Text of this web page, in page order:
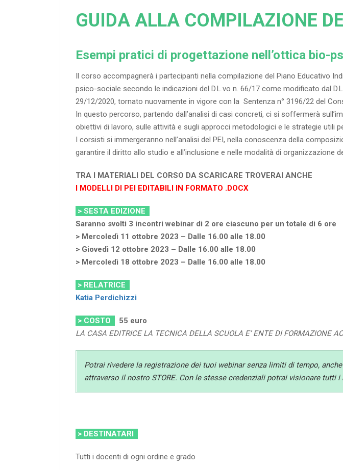
GUIDA ALLA COMPILAZIONE
Esempi pratici di progettazione nell’ottica bio-
Il corso accompagnerà i partecipanti nella compilazione del Piano Educativo
psico-sociale secondo le indicazioni del D.L.vo n. 66/17 come modificato dal
29/12/2020, tornato nuovamente in vigore con la Sentenza n° 3196/22 del
In questo percorso, partendo dall’analisi di casi concreti, ci si soffermerà
obiettivi di lavoro, sulle attività e sugli approcci metodologici e le strategie utili
I corsisti si immergeranno nell’analisi del PEI, nella conoscenza della
garantire il diritto allo studio e all’inclusione e nelle modalità di organizzazione
TRA I MATERIALI DEL CORSO DA SCARICARE TROVERAI ANCHE
I MODELLI DI PEI EDITABILI IN FORMATO .DOCX
> SESTA EDIZIONE
Saranno svolti 3 incontri webinar di 2 ore ciascuno per un totale di 6 ore
> Mercoledì 11 ottobre 2023 – Dalle 16.00 alle 18.00
> Giovedì 12 ottobre 2023 – Dalle 16.00 alle 18.00
> Mercoledì 18 ottobre 2023 – Dalle 16.00 alle 18.00
> RELATRICE
Katia Perdichizzi
> COSTO 55 euro
LA CASA EDITRICE LA TECNICA DELLA SCUOLA E’ ENTE DI FORMAZIONE
Potrai rivedere la registrazione dei tuoi webinar senza limiti di tempo,
attraverso il nostro STORE. Con le stesse credenziali potrai visionare
> DESTINATARI
Tutti i docenti di ogni ordine e grado